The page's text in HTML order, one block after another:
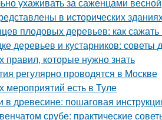
в исторических
плодовых деревьев: как
деревьев и кустарников:
которые нужно знать
регулярно проводятся в Москве
мероприятий есть в Туле
в древесине: пошаговая
срубе: практические